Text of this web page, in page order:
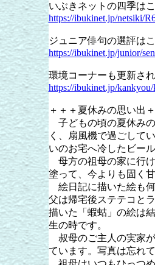
いぶきネットの四季は
https://ibukinet.jp/netsiki/
ジュニア俳句の選評は
https://ibukinet.jp/junior/
環境コーナーも更新され
https://ibukinet.jp/
＋＋＋夏休みの思い出
子どもの頃の夏休みの
く、扇風機で過ごして
いのお宅へ冷したビー
母方の祖母の家に行
塗って、今よりも固く
絵日記に描いた絵も
父は帰宅後ステテコと
描いた「蝦蛄」の絵は
生の時です。
叔母のご主人の実家
ています。写真は忘れ